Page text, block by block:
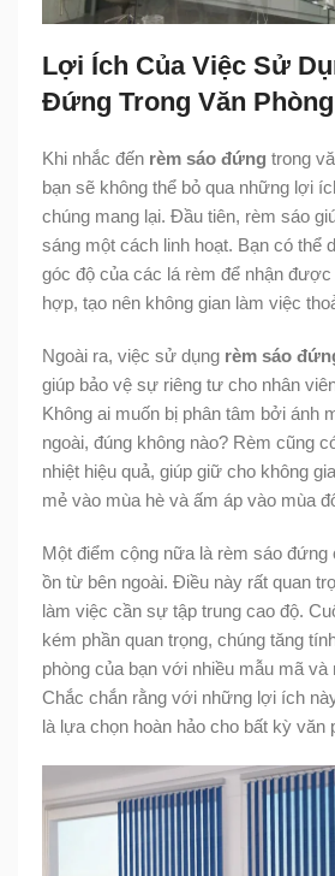
Lợi Ích Của Việc Sử
Đứng Trong Văn Phòng
Khi nhắc đến rèm sáo đứng trong
bạn sẽ không thể bỏ qua những lợi
chúng mang lại. Đầu tiên, rèm sáo
sáng một cách linh hoạt. Bạn có thể
góc độ của các lá rèm để nhận
hợp, tạo nên không gian làm việc
Ngoài ra, việc sử dụng rèm sáo
giúp bảo vệ sự riêng tư cho nhân
Không ai muốn bị phân tâm bởi ánh
ngoài, đúng không nào? Rèm cũng
nhiệt hiệu quả, giúp giữ cho không
mẻ vào mùa hè và ấm áp vào mùa
Một điểm cộng nữa là rèm sáo đứng
ồn từ bên ngoài. Điều này rất quan
làm việc cần sự tập trung cao độ.
kém phần quan trọng, chúng tăng
phòng của bạn với nhiều mẫu mã và
Chắc chắn rằng với những lợi ích
là lựa chọn hoàn hảo cho bất kỳ văn